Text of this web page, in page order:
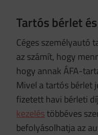
Tartós bérlet
Céges személyautó
az számít, hogy
hogy annak ÁFA-
Mivel a tartós bérlet
fizetett havi bérleti
kezeléstöbbéves
befolyásolhatja az